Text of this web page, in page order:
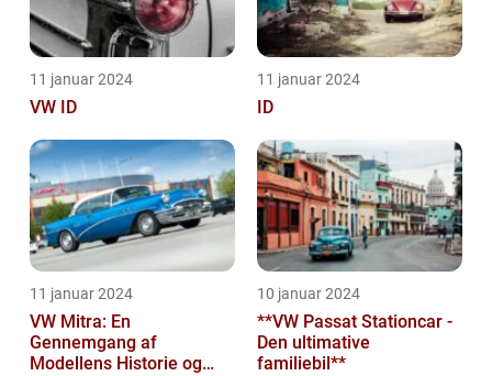
11 januar 2024
VW ID
11 januar 2024
ID
11 januar 2024
VW Mitra: En
Gennemgang af
Modellens Historie og
10 januar 2024
**VW Passat Stationcar -
Den ultimative
familiebil**